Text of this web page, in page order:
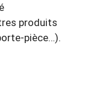
produits
pièce…).